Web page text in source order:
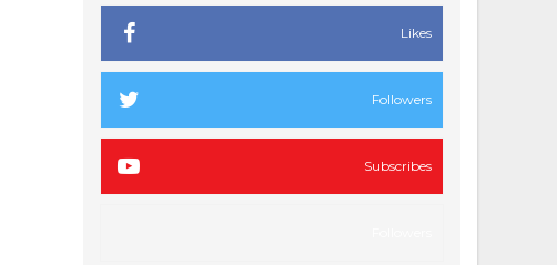
Likes
Followers
Subscribes